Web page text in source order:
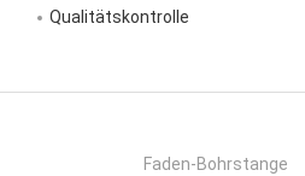
Qualitätskontrolle
Faden-Bohrstange